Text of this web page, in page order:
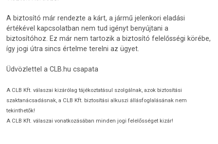
A biztosító már rendezte a kárt, a jármű jelenkori eladási
értékével kapcsolatban nem tud igényt benyújtani a
biztosítóhoz. Ez már nem tartozik a biztosító felelősségi körébe,
így jogi útra sincs értelme terelni az ügyet.
Üdvözlettel a CLB.hu csapata
A CLB Kft. válaszai kizárólag tájékoztatásul szolgálnak, azok biztosítási
szaktanácsadásnak, a CLB Kft. biztosítási alkuszi állásfoglalásának nem
tekinthetők!
A CLB Kft. válaszai vonatkozásában minden jogi felelősséget kizár!